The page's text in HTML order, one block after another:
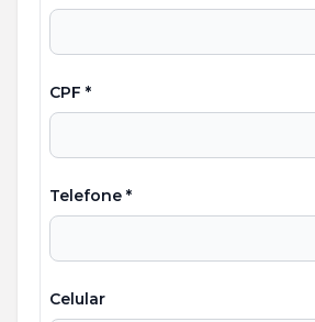
CPF *
Telefone *
Celular